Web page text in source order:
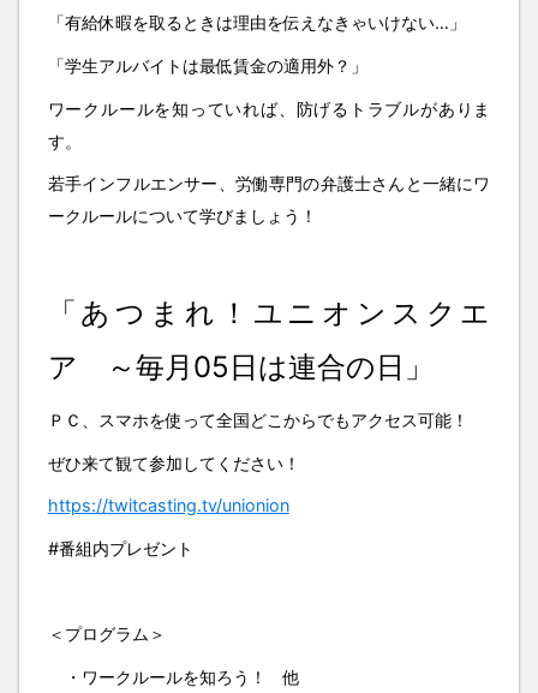
「有給休暇を取るときは理由を伝えなきゃいけない…」
「学生アルバイトは最低賃金の適用外？」
ワークルールを知っていれば、防げるトラブルがありま
す。
若手インフルエンサー、労働専門の弁護士さんと一緒にワ
ークルールについて学びましょう！
「あつまれ！ユニオンスクエ
ア ～毎月05日は連合の日」
ＰＣ、スマホを使って全国どこからでもアクセス可能！
ぜひ来て観て参加してください！
https://twitcasting.tv/unionion
#番組内プレゼント
＜プログラム＞
・ワークルールを知ろう！ 他